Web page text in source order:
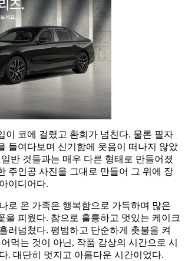
이 코에 걸렸고 환희가 넘친다. 물론 필자
들여다보며 신기함에 웃음이 떠나지 않았
반 것들과는 매우 다른 형태로 만들어졌
주인공 사진을 그대로 만들어 그 위에 장
이디어다.
로 온 가족은 행복함으로 가득하며 많은
을 피웠다. 참으로 훌륭하고 멋있는 케이크
러넘쳤다. 평범하고 단순하게 촛불을 켜
먹는 것이 아닌, 작품 감상의 시간으로 시
. 대단히 멋지고 아름다운 시간이었다.